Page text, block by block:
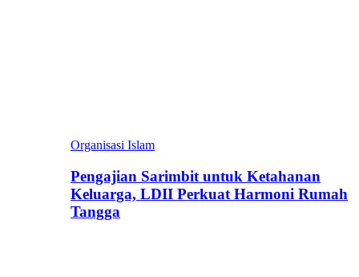
Organisasi Islam
Pengajian Sarimbit untuk Ketahanan
Keluarga, LDII Perkuat Harmoni Rumah
Tangga